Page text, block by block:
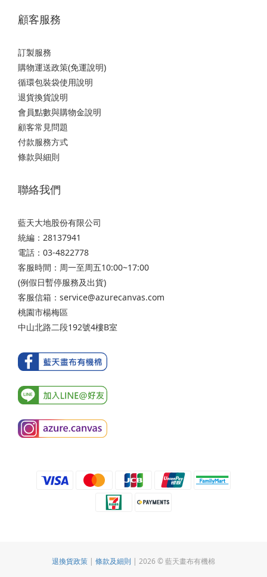
顧客服務
訂製服務
購物運送政策(免運說明)
循環包裝袋使用說明
退貨換貨說明
會員點數與購物金說明
顧客常見問題
付款服務方式
條款與細則
聯絡我們
藍天大地股份有限公司
統編：28137941
電話：03-4822778
客服時間：周一至周五10:00~17:00
(例假日暫停服務及出貨)
客服信箱：service@azurecanvas.com
桃園市楊梅區
中山北路二段192號4樓B室
退換貨政策 | 條款及細則 | 2026 © 藍天畫布有機棉